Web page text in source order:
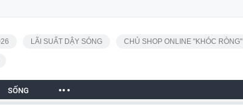
LÃI SUẤT DẬY SÓNG CHỦ SHOP ONLINE "KHÓC RÒNG"
SỐNG